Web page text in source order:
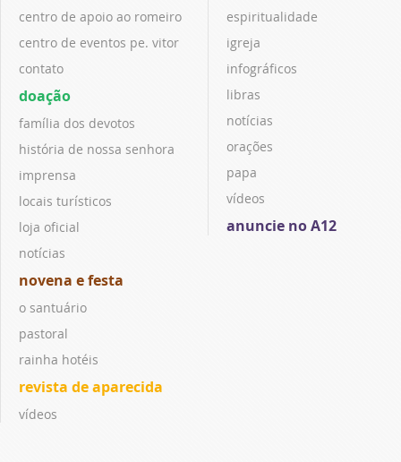
centro de apoio ao romeiro
centro de eventos pe. vitor
contato
doação
família dos devotos
história de nossa senhora
imprensa
locais turísticos
loja oficial
notícias
novena e festa
o santuário
pastoral
rainha hotéis
revista de aparecida
vídeos
espiritualidade
igreja
infográficos
libras
notícias
orações
papa
vídeos
anuncie no A12